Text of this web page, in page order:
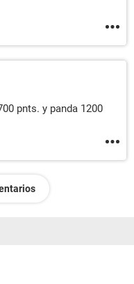
pnts. y panda 1200